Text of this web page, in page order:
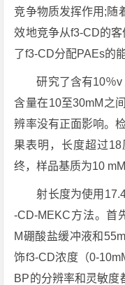
竞争物质发挥作用;随
效地竞争从f3-CD的
了f3-CD分配PAEs的能
研究了含有10％v
含量在10至30mM之
辨率没有正面影响。
果表明，长度超过
终，样品基质为10
射长度为使用
-CD-MEKC方法。首
M硼酸盐缓冲液和
饰f3-CD浓度（0-
BP的分辨率和灵敏度